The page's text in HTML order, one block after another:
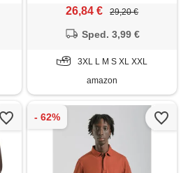
Maglia piqué con spalline
Modello toledo. Taglia m
26,84 € 29,20 €
Sped. 3,99 €
3XL L M S XL XXL
amazon